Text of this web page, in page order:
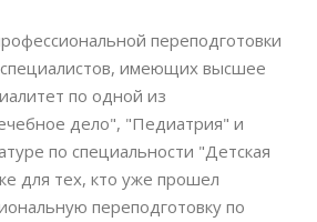
переподготовки
имеющих высшее
по одной из
дело", "Педиатрия" и
по специальности "Детская
для тех, кто уже прошел
переподготовку по